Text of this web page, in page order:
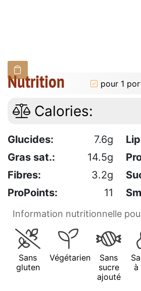
Nutrition pour 1
Calories:
Glucides: 7.6g
Gras sat.:
14.5g
Fibres:
3.2g
ProPoints:
11
Information nutritionnelle
Sans
gluten
Végétarien
Sans
sucre
ajouté
à